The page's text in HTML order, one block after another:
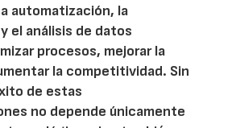
automatización, la
el análisis de datos
procesos, mejorar la
la competitividad. Sin
de estas
no depende únicamente